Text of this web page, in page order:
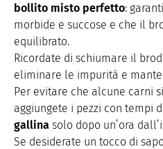
bollito misto perfetto:
morbide e succose e che il
equilibrato.
Ricordate di schiumare il
eliminare le impurità e
Per evitare che alcune carni
aggiungete i pezzi con tempi
gallina solo dopo un’ora
Se desiderate un tocco di